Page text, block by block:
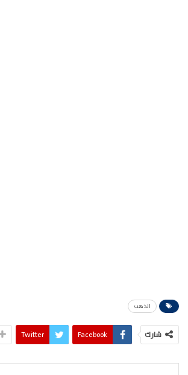
الذهب
شارك Facebook
Twitter